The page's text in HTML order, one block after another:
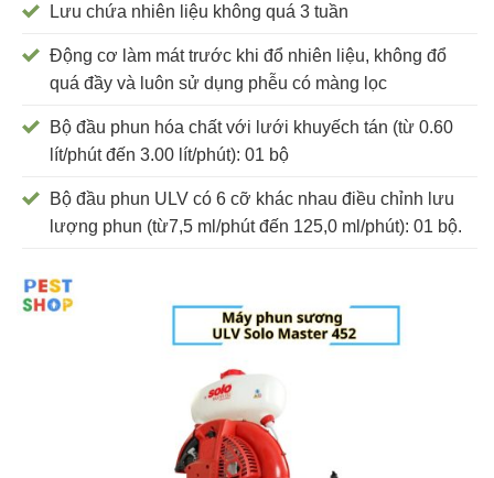
Lưu chứa nhiên liệu không quá 3 tuần
Động cơ làm mát trước khi đổ nhiên liệu, không đổ
quá đầy và luôn sử dụng phễu có màng lọc
Bộ đầu phun hóa chất với lưới khuyếch tán (từ 0.60
lít/phút đến 3.00 lít/phút): 01 bộ
Bộ đầu phun ULV có 6 cỡ khác nhau điều chỉnh lưu
lượng phun (từ7,5 ml/phút đến 125,0 ml/phút): 01 bộ.